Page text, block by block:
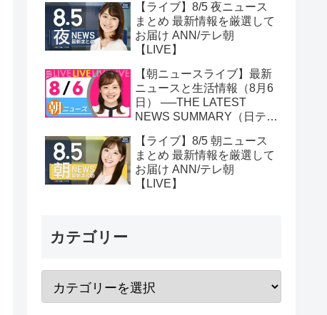
捻出するのには無理があ
る」──政治ニュースまとめ
（日テレNEWS LIVE）
【ライブ】8/5 夜ニュース
まとめ 最新情報を厳選して
お届け ANN/テレ朝
【LIVE】
【朝ニュースライブ】最新
ニュースと生活情報（8月6
日） ──THE LATEST
NEWS SUMMARY（日テレ
【ライブ】8/5 朝ニュース
まとめ 最新情報を厳選して
お届け ANN/テレ朝
【LIVE】
カテゴリー